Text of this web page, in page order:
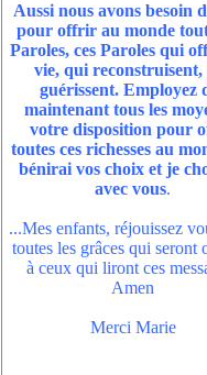
Aussi nous avons besoin
pour offrir au monde
Paroles, ces Paroles qui
vie, qui
guérissent. Employez
maintenant tous les
votre disposition pour
toutes ces richesses au
bénirai vos choix et je
avec vous.
...Mes enfants, réjouissez
toutes les grâces qui seront
à ceux qui liront ces
Amen
Merci Marie